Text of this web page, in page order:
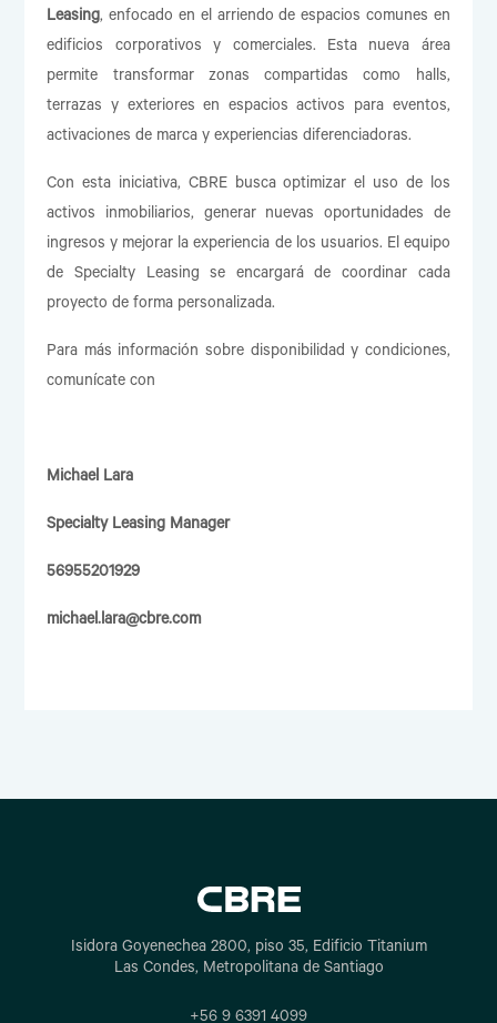
Leasing, enfocado en el arriendo de espacios comunes en
edificios corporativos y comerciales. Esta nueva área
permite transformar zonas compartidas como halls,
terrazas y exteriores en espacios activos para eventos,
activaciones de marca y experiencias diferenciadoras.
Con esta iniciativa, CBRE busca optimizar el uso de los
activos inmobiliarios, generar nuevas oportunidades de
ingresos y mejorar la experiencia de los usuarios. El equipo
de Specialty Leasing se encargará de coordinar cada
proyecto de forma personalizada.
Para más información sobre disponibilidad y condiciones,
comunícate con
Michael Lara
Specialty Leasing Manager
56955201929
michael.lara@cbre.com
Isidora Goyenechea 2800, piso 35, Edificio Titanium
Las Condes, Metropolitana de Santiago
+56 9 6391 4099